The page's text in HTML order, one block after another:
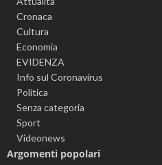
Cronaca
Cultura
Economia
EVIDENZA
Info sul Coronavirus
Politica
Senza categoria
Sport
Videonews
Argomenti popolari